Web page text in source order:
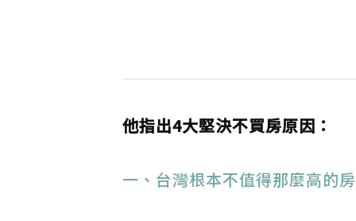
他指出4大堅決不買房原因：
一、台灣根本不值得那麼高的